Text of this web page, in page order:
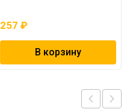
257₽
В корзину